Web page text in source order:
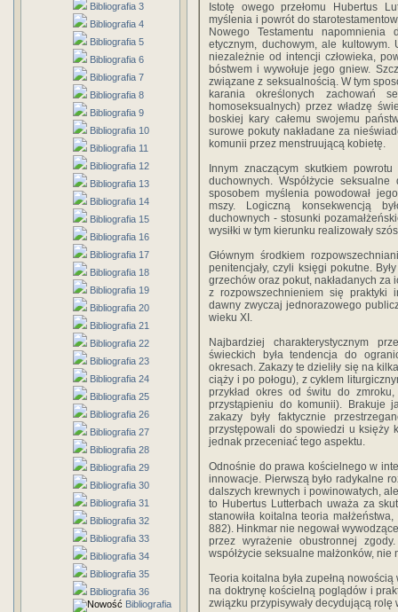
Bibliografia 3
Bibliografia 4
Bibliografia 5
Bibliografia 6
Bibliografia 7
Bibliografia 8
Bibliografia 9
Bibliografia 10
Bibliografia 11
Bibliografia 12
Bibliografia 13
Bibliografia 14
Bibliografia 15
Bibliografia 16
Bibliografia 17
Bibliografia 18
Bibliografia 19
Bibliografia 20
Bibliografia 21
Bibliografia 22
Bibliografia 23
Bibliografia 24
Bibliografia 25
Bibliografia 26
Bibliografia 27
Bibliografia 28
Bibliografia 29
Bibliografia 30
Bibliografia 31
Bibliografia 32
Bibliografia 33
Bibliografia 34
Bibliografia 35
Bibliografia 36
Bibliografia
Istotę owego przełomu Hubertus
myślenia i powrót do
Nowego Testamentu
etycznym, duchowym, ale
niezależnie od intencji człowieka,
bóstwem i wywołuje jego gniew.
związane z seksualnością. W tym
karania określonych zachowań
homoseksualnych) przez władzę
boskiej kary całemu swojemu
surowe pokuty nakładane za
komunii przez menstruującą kobietę.
Innym znaczącym skutkiem
duchownych. Współżycie
sposobem myślenia powodował
mszy. Logiczną konsekwencją
duchownych - stosunki
wysiłki w tym kierunku realizowały
Głównym środkiem
penitencjały, czyli księgi pokutne.
grzechów oraz pokut, nakładanych za
z rozpowszechnieniem się praktyki
dawny zwyczaj jednorazowego
wieku XI.
Najbardziej charakterystycznym
świeckich była tendencja do
okresach. Zakazy te dzieliły się na
ciąży i po połogu), z cyklem
przykład okres od świtu do
przystąpieniu do komunii). Brakuje
zakazy były faktycznie
przystępowali do spowiedzi u księży
jednak przeceniać tego aspektu.
Odnośnie do prawa kościelnego w
innowacje. Pierwszą było radykalne
dalszych krewnych i powinowatych,
to Hubertus Lutterbach uważa za
stanowiła koitalna teoria
882). Hinkmar nie negował
przez wyrażenie obustronnej
współżycie seksualne małżonków, nie
Teoria koitalna była zupełną
na doktrynę kościelną poglądów i
związku przypisywały decydującą